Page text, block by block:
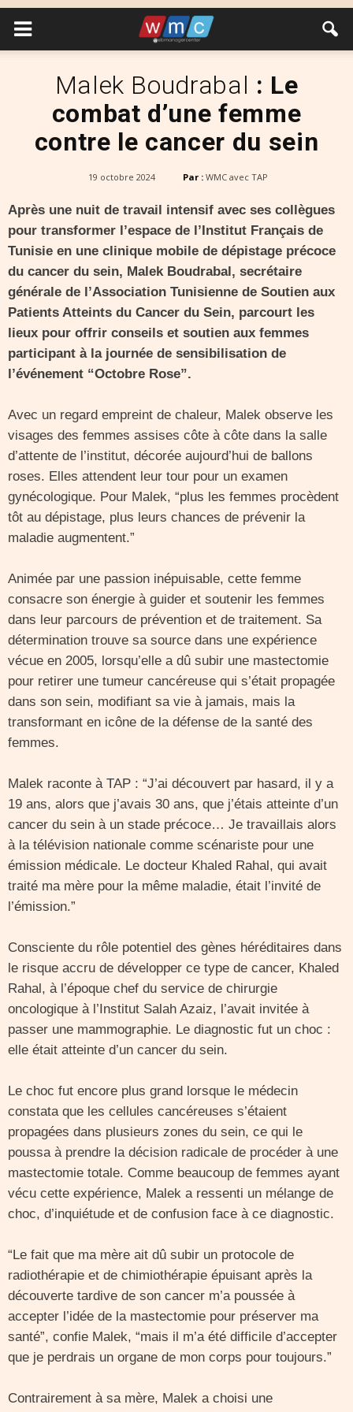
Malek Boudrabal : Le
combat d’une femme
contre le cancer du sein
19 octobre 2024 Par : WMC avec TAP
Après une nuit de travail intensif avec ses collègues
pour transformer l’espace de l’Institut Français de
Tunisie en une clinique mobile de dépistage précoce
du cancer du sein, Malek Boudrabal, secrétaire
générale de l’Association Tunisienne de Soutien aux
Patients Atteints du Cancer du Sein, parcourt les
lieux pour offrir conseils et soutien aux femmes
participant à la journée de sensibilisation de
l’événement “Octobre Rose”.
Avec un regard empreint de chaleur, Malek observe les
visages des femmes assises côte à côte dans la salle
d’attente de l’institut, décorée aujourd’hui de ballons
roses. Elles attendent leur tour pour un examen
gynécologique. Pour Malek, “plus les femmes procèdent
tôt au dépistage, plus leurs chances de prévenir la
maladie augmentent.”
Animée par une passion inépuisable, cette femme
consacre son énergie à guider et soutenir les femmes
dans leur parcours de prévention et de traitement. Sa
détermination trouve sa source dans une expérience
vécue en 2005, lorsqu’elle a dû subir une mastectomie
pour retirer une tumeur cancéreuse qui s’était propagée
dans son sein, modifiant sa vie à jamais, mais la
transformant en icône de la défense de la santé des
femmes.
Malek raconte à TAP : “J’ai découvert par hasard, il y a
19 ans, alors que j’avais 30 ans, que j’étais atteinte d’un
cancer du sein à un stade précoce… Je travaillais alors
à la télévision nationale comme scénariste pour une
émission médicale. Le docteur Khaled Rahal, qui avait
traité ma mère pour la même maladie, était l’invité de
l’émission.”
Consciente du rôle potentiel des gènes héréditaires dans
le risque accru de développer ce type de cancer, Khaled
Rahal, à l’époque chef du service de chirurgie
oncologique à l’Institut Salah Azaiz, l’avait invitée à
passer une mammographie. Le diagnostic fut un choc :
elle était atteinte d’un cancer du sein.
Le choc fut encore plus grand lorsque le médecin
constata que les cellules cancéreuses s’étaient
propagées dans plusieurs zones du sein, ce qui le
poussa à prendre la décision radicale de procéder à une
mastectomie totale. Comme beaucoup de femmes ayant
vécu cette expérience, Malek a ressenti un mélange de
choc, d’inquiétude et de confusion face à ce diagnostic.
“Le fait que ma mère ait dû subir un protocole de
radiothérapie et de chimiothérapie épuisant après la
découverte tardive de son cancer m’a poussée à
accepter l’idée de la mastectomie pour préserver ma
santé”, confie Malek, “mais il m’a été difficile d’accepter
que je perdrais un organe de mon corps pour toujours.”
Contrairement à sa mère, Malek a choisi une